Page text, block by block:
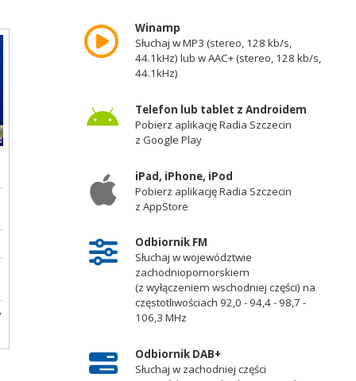
Winamp
Słuchaj w MP3 (stereo, 128 kb/s,
44.1kHz) lub w AAC+ (stereo, 128 kb/s,
44.1kHz)
Telefon lub tablet z Androidem
Pobierz aplikację Radia Szczecin
z Google Play
iPad, iPhone, iPod
Pobierz aplikację Radia Szczecin
z AppStore
Odbiornik FM
Słuchaj w województwie
zachodniopomorskiem
(z wyłączeniem wschodniej części) na
częstotliwościach 92,0 - 94,4 - 98,7 -
106,3 MHz
Odbiornik DAB+
Słuchaj w zachodniej części